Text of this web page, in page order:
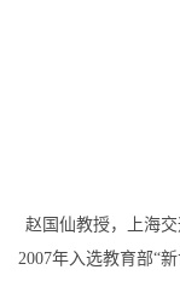
赵国仙教授，上海
2007年入选教育部“